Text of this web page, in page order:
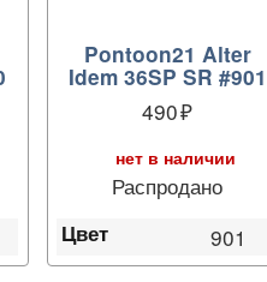
Pontoon21 Alter
Idem 36SP SR #901
490
нет в наличии
Распродано
Цвет 901